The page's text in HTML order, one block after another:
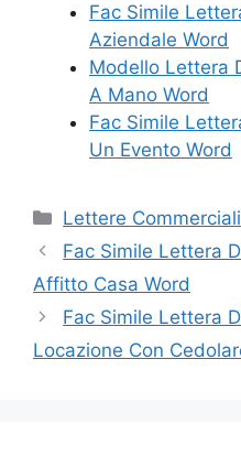
Fac Simile
Aziendale Word
Modello Lettera
A Mano Word
Fac Simile
Un Evento Word
Categorie
Lettere Commerciali
Fac Simile Lettera
Affitto Casa Word
Fac Simile Lettera
Locazione Con